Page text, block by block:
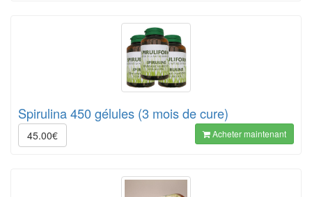
Spirulina 450 gélules (3 mois de cure)
45.00€ Acheter maintenant